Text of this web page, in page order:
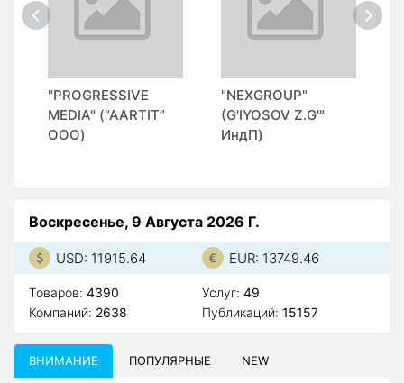
"PROGRESSIVE
MEDIA" (“AARTIT”
ООО)
"NEXGROUP"
(G'IYOSOV Z.G'"
ИндП)
Воскресенье, 9 Августа 2026 Г.
USD: 11915.64 EUR: 13749.46
Товаров: 4390
Компаний: 2638
Услуг: 49
Публикаций: 15157
ВНИМАНИЕ ПОПУЛЯРНЫЕ NEW